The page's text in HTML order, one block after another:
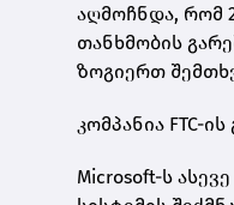
აღმოჩნდა, რომ
თანხმობის
ზოგიერთ
კომპანია FTC-
Microsoft-ს